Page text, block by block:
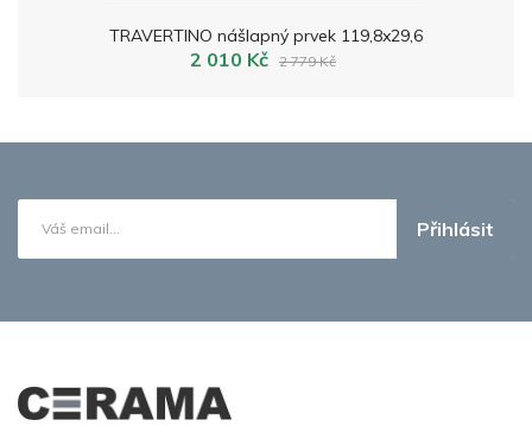
TRAVERTINO nášlapný prvek 119,8x29,6
2 010 Kč 2 779 Kč
Přihlásit